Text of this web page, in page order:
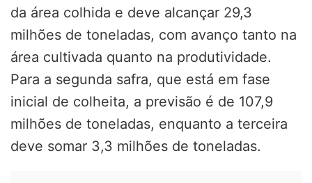
da área colhida e deve alcançar 29,3
milhões de toneladas, com avanço tanto na
área cultivada quanto na produtividade.
Para a segunda safra, que está em fase
inicial de colheita, a previsão é de 107,9
milhões de toneladas, enquanto a terceira
deve somar 3,3 milhões de toneladas.